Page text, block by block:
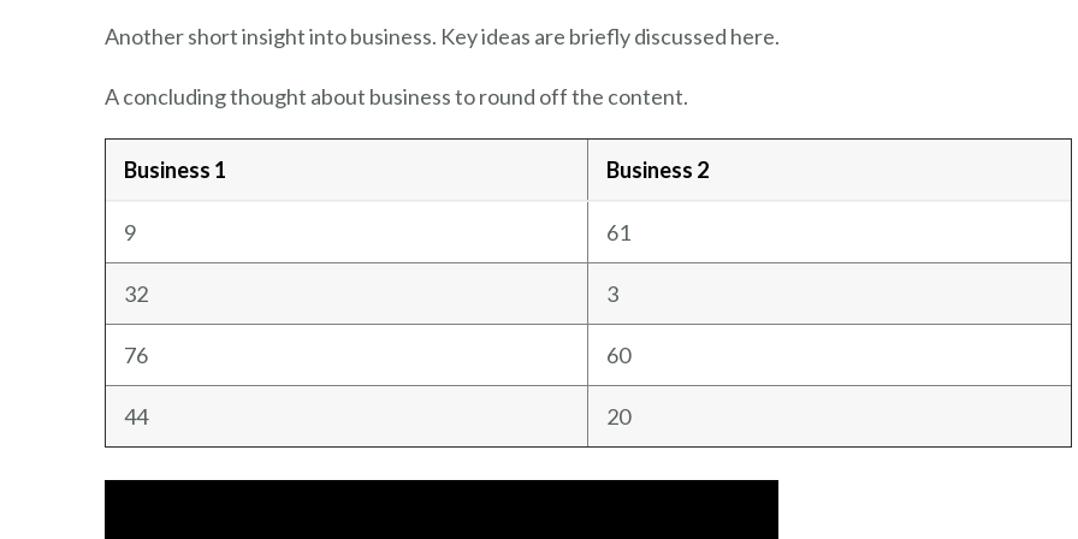
Another short insight into business. Key ideas are briefly discussed here.
A concluding thought about business to round off the content.
Business 1 Business 2
9 61
32 3
76 60
44 20